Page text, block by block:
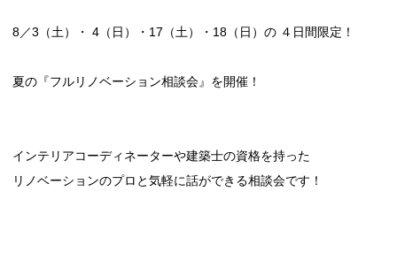
8／3（土）・ 4（日）・17（土）・18（日）の ４日間限定！
夏の『フルリノベーション相談会』を開催！
インテリアコーディネーターや建築士の資格を持った
リノベーションのプロと気軽に話ができる相談会です！